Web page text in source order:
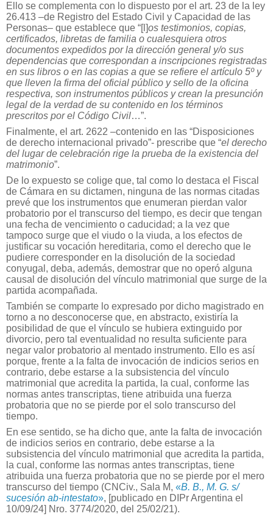
Ello se complementa con lo dispuesto por el art. 23 de la ley
26.413 –de Registro del Estado Civil y Capacidad de las
Personas– que establece que “[l]os testimonios, copias,
certificados, libretas de familia o cualesquiera otros
documentos expedidos por la dirección general y/o sus
dependencias que correspondan a inscripciones registradas
en sus libros o en las copias a que se refiere el artículo 5º y
que lleven la firma del oficial público y sello de la oficina
respectiva, son instrumentos públicos y crean la presunción
legal de la verdad de su contenido en los términos
prescritos por el Código Civil…”.
Finalmente, el art. 2622 –contenido en las “Disposiciones
de derecho internacional privado”- prescribe que “el derecho
del lugar de celebración rige la prueba de la existencia del
matrimonio”.
De lo expuesto se colige que, tal como lo destaca el Fiscal
de Cámara en su dictamen, ninguna de las normas citadas
prevé que los instrumentos que enumeran pierdan valor
probatorio por el transcurso del tiempo, es decir que tengan
una fecha de vencimiento o caducidad; a la vez que
tampoco surge que el viudo o la viuda, a los efectos de
justificar su vocación hereditaria, como el derecho que le
pudiere corresponder en la disolución de la sociedad
conyugal, deba, además, demostrar que no operó alguna
causal de disolución del vínculo matrimonial que surge de la
partida acompañada.
También se comparte lo expresado por dicho magistrado en
torno a no desconocerse que, en abstracto, existiría la
posibilidad de que el vínculo se hubiera extinguido por
divorcio, pero tal eventualidad no resulta suficiente para
negar valor probatorio al mentado instrumento. Ello es así
porque, frente a la falta de invocación de indicios serios en
contrario, debe estarse a la subsistencia del vínculo
matrimonial que acredita la partida, la cual, conforme las
normas antes transcriptas, tiene atribuida una fuerza
probatoria que no se pierde por el solo transcurso del
tiempo.
En ese sentido, se ha dicho que, ante la falta de invocación
de indicios serios en contrario, debe estarse a la
subsistencia del vínculo matrimonial que acredita la partida,
la cual, conforme las normas antes transcriptas, tiene
atribuida una fuerza probatoria que no se pierde por el mero
transcurso del tiempo (CNCiv., Sala M, «B. B., M. G. s/
sucesión ab-intestato», [publicado en DIPr Argentina el
10/09/24] Nro. 3774/2020, del 25/02/21).